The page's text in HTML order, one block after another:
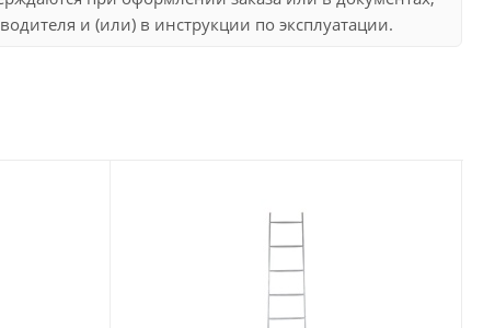
и (или) в инструкции по эксплуатации.